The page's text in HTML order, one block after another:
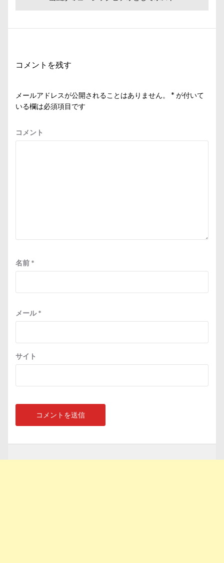
シ
ン
コメントを残す
メールアドレスが公開されることはありません。 * が付いて
いる欄は必須項目です
コメント
名前 *
メール*
サイト